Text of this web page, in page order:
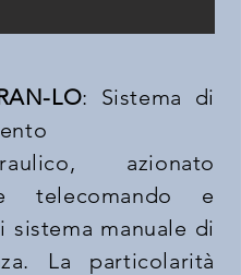
LO: Sistema di
azionato
telecomando e
sistema manuale di
La particolarità